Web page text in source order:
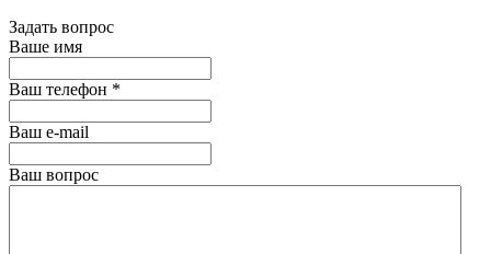
Задать вопрос
Ваше имя
Ваш телефон *
Ваш е-mail
Ваш вопрос